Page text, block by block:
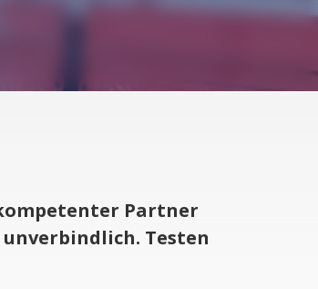
Part­ner
Tes­ten